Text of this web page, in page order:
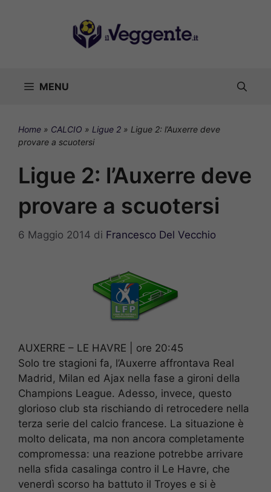
MENU
Home » CALCIO » Ligue 2 » Ligue 2: l’Auxerre deve
provare a scuotersi
Ligue 2: l’Auxerre deve
provare a scuotersi
6 Maggio 2014 di Francesco Del Vecchio
AUXERRE – LE HAVRE | ore 20:45
Solo tre stagioni fa, l’Auxerre affrontava Real
Madrid, Milan ed Ajax nella fase a gironi della
Champions League. Adesso, invece, questo
glorioso club sta rischiando di retrocedere nella
terza serie del calcio francese. La situazione è
molto delicata, ma non ancora completamente
compromessa: una reazione potrebbe arrivare
nella sfida casalinga contro il Le Havre, che
venerdì scorso ha battuto il Troyes e si è